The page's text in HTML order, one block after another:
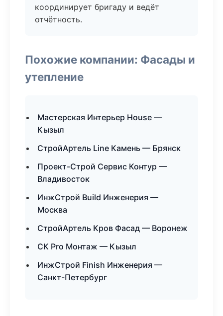
координирует бригаду и ведёт
отчётность.
Похожие компании: Фасады и
утепление
Мастерская Интерьер House —
Кызыл
СтройАртель Line Камень — Брянск
Проект-Строй Сервис Контур —
Владивосток
ИнжСтрой Build Инженерия —
Москва
СтройАртель Кров Фасад — Воронеж
СК Pro Монтаж — Кызыл
ИнжСтрой Finish Инженерия —
Санкт-Петербург